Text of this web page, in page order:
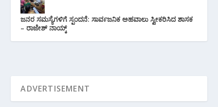
ಜನರ ಸಮಸ್ಯೆಗಳಿಗೆ ಸ್ಪಂದನೆ: ಸಾರ್ವಜನಿಕ ಅಹವಾಲು ಸ್ವೀಕರಿಸಿದ ಶಾಸಕ
– ರಾಜೇಶ್ ನಾಯ್ಕ್